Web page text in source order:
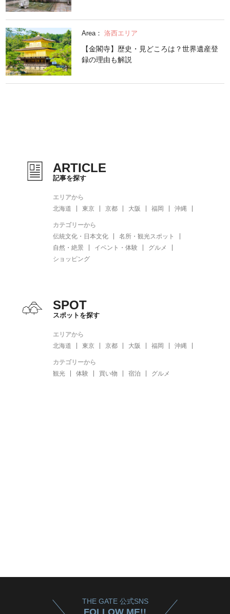
Area： 洛西エリア
【金閣寺】歴史・見どころは？世界遺産登
録の理由も解説
ARTICLE
記事を探す
エリアから
北海道
東京 京都 大阪 福岡 沖縄
カテゴリーから
伝統文化・日本文化
名所・観光スポット
自然・絶景
イベント・体験
グルメ
ショッピング
SPOT
スポットを探す
エリアから
北海道
東京 京都 大阪 福岡 沖縄
カテゴリーから
観光
体験 買い物 宿泊 グルメ
THE GATE 公式SNS